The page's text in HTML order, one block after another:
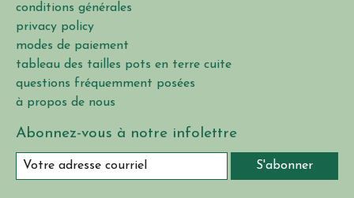
conditions générales
privacy policy
modes de paiement
tableau des tailles pots en terre cuite
questions fréquemment posées
à propos de nous
Abonnez-vous à notre infolettre
S'abonner